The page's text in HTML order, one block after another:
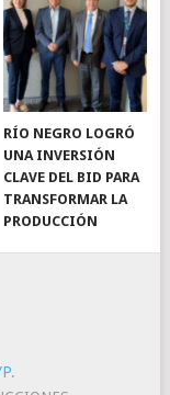
RÍO NEGRO LOGRÓ
UNA INVERSIÓN
CLAVE DEL BID PARA
TRANSFORMAR LA
PRODUCCIÓN
.